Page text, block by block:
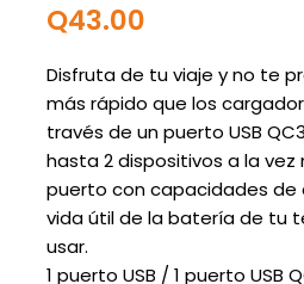
Q43.00
Disfruta de tu viaje y no te
más rápido que los
través de un puerto USB
hasta 2 dispositivos a la
puerto con capacidades de
vida útil de la batería de tu
usar.
1 puerto USB / 1 puerto USB